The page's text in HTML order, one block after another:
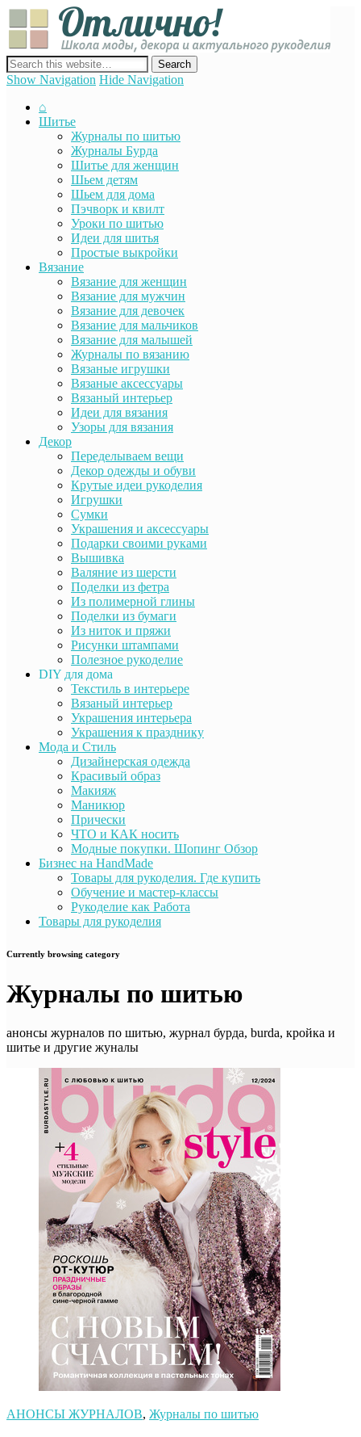
сайт о декоре, дизайне и моде, вязании, шитье и других видах
рукоделия
Show Navigation Hide Navigation
⌂
Шитье
Журналы по шитью
Журналы Бурда
Шитье для женщин
Шьем детям
Шьем для дома
Пэчворк и квилт
Уроки по шитью
Идеи для шитья
Простые выкройки
Вязание
Вязание для женщин
Вязание для мужчин
Вязание для девочек
Вязание для мальчиков
Вязание для малышей
Журналы по вязанию
Вязаные игрушки
Вязаные аксессуары
Вязаный интерьер
Идеи для вязания
Узоры для вязания
Декор
Переделываем вещи
Декор одежды и обуви
Крутые идеи рукоделия
Игрушки
Сумки
Украшения и аксессуары
Подарки своими руками
Вышивка
Валяние из шерсти
Поделки из фетра
Из полимерной глины
Поделки из бумаги
Из ниток и пряжи
Рисунки штампами
Полезное рукоделие
DIY для дома
Текстиль в интерьере
Вязаный интерьер
Украшения интерьера
Украшения к празднику
Мода и Стиль
Дизайнерская одежда
Красивый образ
Макияж
Маникюр
Прически
ЧТО и КАК носить
Модные покупки. Шопинг Обзор
Бизнес на HandMade
Товары для рукоделия. Где купить
Обучение и мастер-классы
Рукоделие как Работа
Товары для рукоделия
Currently browsing category
Журналы по шитью
анонсы журналов по шитью, журнал бурда, burda, кройка и
шитье и другие жуналы
АНОНСЫ ЖУРНАЛОВ, Журналы по шитью